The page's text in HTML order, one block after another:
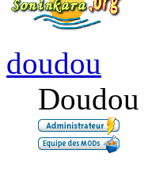
doudou
Doudou